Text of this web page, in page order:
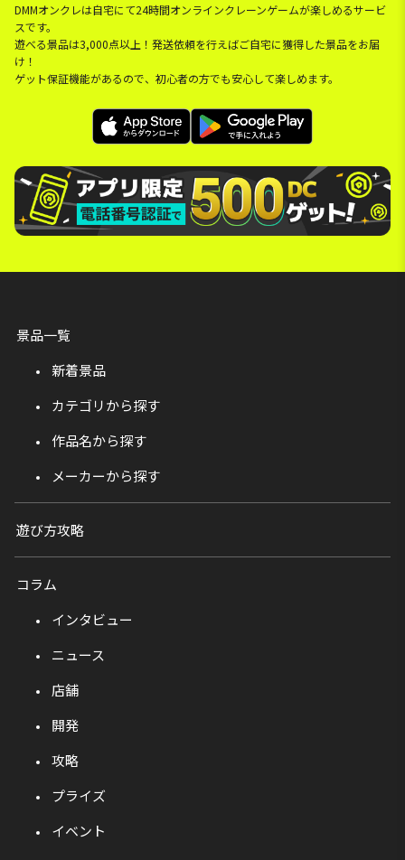
DMMオンクレは自宅にて24時間オンラインクレーンゲームが楽しめるサービ
スです。
遊べる景品は3,000点以上！発送依頼を行えばご自宅に獲得した景品をお届
け！
ゲット保証機能があるので、初心者の方でも安心して楽しめます。
景品一覧
新着景品
カテゴリから探す
作品名から探す
メーカーから探す
遊び方攻略
コラム
インタビュー
ニュース
店舗
開発
攻略
プライズ
イベント